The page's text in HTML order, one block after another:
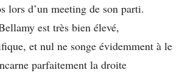
lors d’un meeting de son parti.
est très bien élevé,
et nul ne songe évidemment à le
parfaitement la droite